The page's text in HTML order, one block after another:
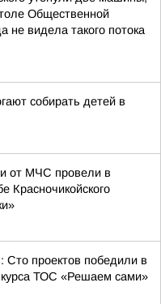
Общественной
не видела такого потока
собирать детей в
от МЧС провели в
Красночикойского
Сто проектов победили в
ТОС «Решаем сами»